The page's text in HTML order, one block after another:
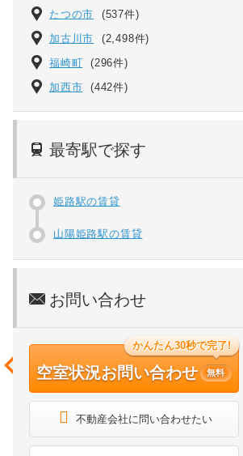
たつの市 (537件)
加古川市 (2,498件)
福崎町 (296件)
加西市 (442件)
最寄駅で探す
姫路駅の賃貸
山陽姫路駅の賃貸
お問い合わせ
かんたん30秒で完了!
空室状況お問い合わせ 無料
不動産会社に問い合わせたい